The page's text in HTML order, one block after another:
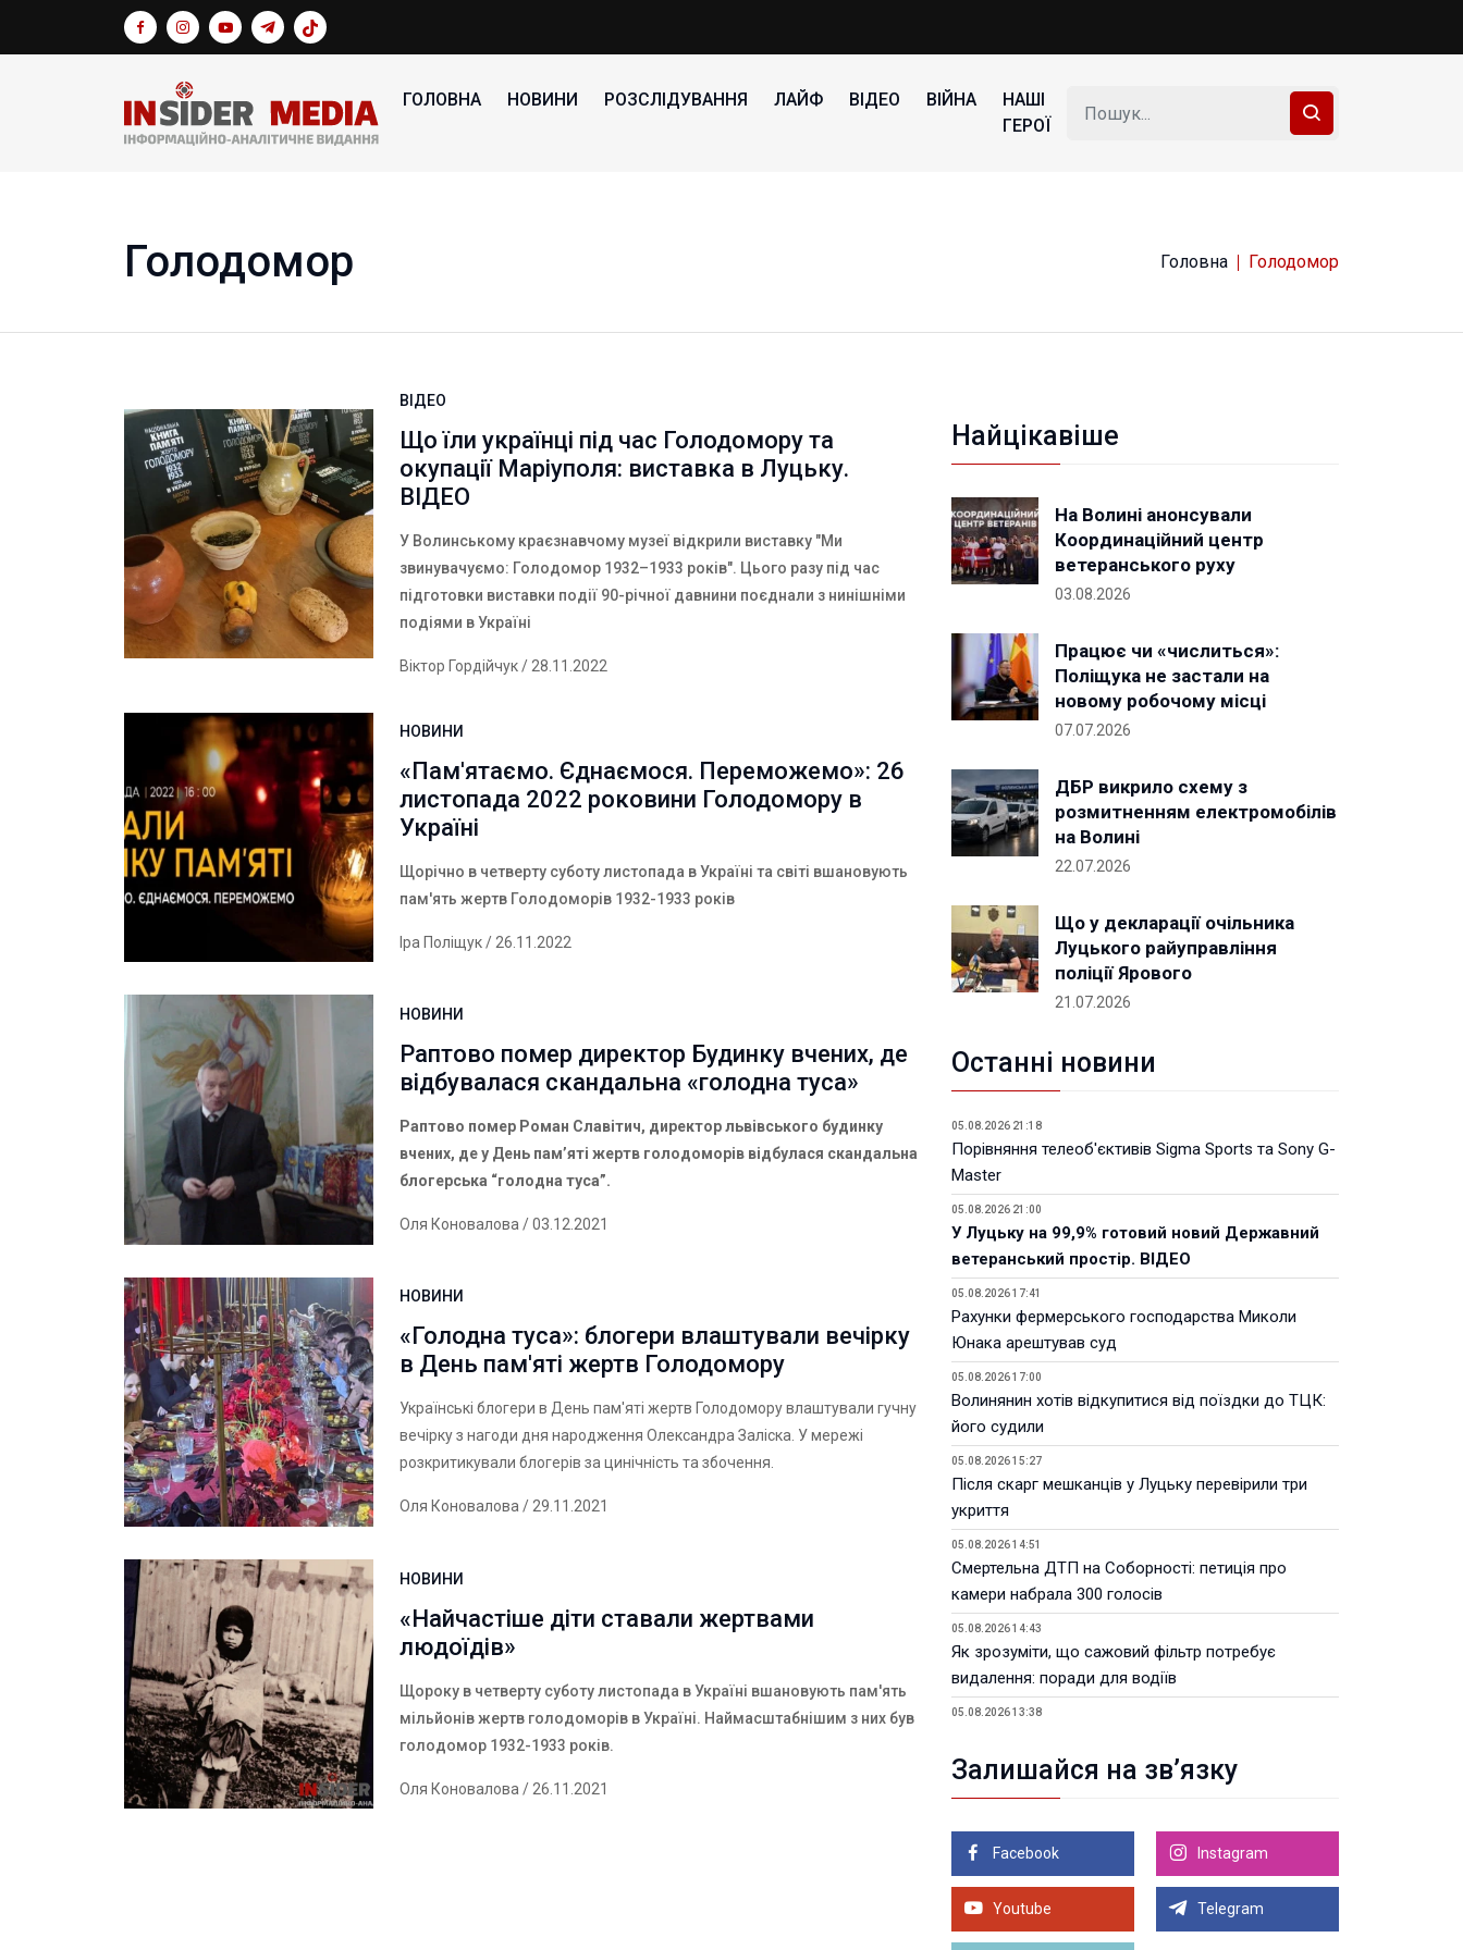
ГОЛОВНА НОВИНИ РОЗСЛІДУВАННЯ ЛАЙФ ВІДЕО ВІЙНА
НАШІ
ГЕРОЇ
Голодомор Головна Голодомор
ВІДЕО
Що їли українці під час Голодомору та
окупації Маріуполя: виставка в Луцьку.
ВІДЕО
У Волинському краєзнавчому музеї відкрили виставку "Ми
звинувачуємо: Голодомор 1932–1933 років". Цього разу під час
підготовки виставки події 90-річної давнини поєднали з нинішніми
подіями в Україні
Віктор Гордійчук/ 28.11.2022
НОВИНИ
«Пам'ятаємо. Єднаємося. Переможемо»: 26
листопада 2022 роковини Голодомору в
Україні
Щорічно в четверту суботу листопада в Україні та світі вшановують
пам'ять жертв Голодоморів 1932-1933 років
Іра Поліщук/ 26.11.2022
НОВИНИ
Раптово помер директор Будинку вчених, де
відбувалася скандальна «голодна туса»
Раптово помер Роман Славітич, директор львівського будинку
вчених, де у День пам’яті жертв голодоморів відбулася скандальна
блогерська “голодна туса”.
Оля Коновалова / 03.12.2021
НОВИНИ
«Голодна туса»: блогери влаштували вечірку
в День пам'яті жертв Голодомору
Українські блогери в День пам'яті жертв Голодомору влаштували гучну
вечірку з нагоди дня народження Олександра Заліска. У мережі
розкритикували блогерів за цинічність та збочення.
Оля Коновалова/ 29.11.2021
НОВИНИ
«Найчастіше діти ставали жертвами
людоїдів»
Щороку в четверту суботу листопада в Україні вшановують пам'ять
мільйонів жертв голодоморів в Україні. Наймасштабнішим з них був
голодомор 1932-1933 років.
Оля Коновалова / 26.11.2021
Найцікавіше
На Волині анонсували
Координаційний центр
ветеранського руху
03.08.2026
Працює чи «числиться»:
Поліщука не застали на
новому робочому місці
07.07.2026
ДБР викрило схему з
розмитненням електромобілів
на Волині
22.07.2026
Що у декларації очільника
Луцького райуправління
поліції Ярового
21.07.2026
Останні новини
05.08.2026 21:18
Порівняння телеоб'єктивів Sigma Sports та Sony G-
Master
05.08.2026 21:00
У Луцьку на 99,9% готовий новий Державний
ветеранський простір. ВІДЕО
05.08.2026 17:41
Рахунки фермерського господарства Миколи
Юнака арештував суд
05.08.2026 17:00
Волинянин хотів відкупитися від поїздки до ТЦК:
його судили
05.08.2026 15:27
Після скарг мешканців у Луцьку перевірили три
укриття
05.08.2026 14:51
Смертельна ДТП на Соборності: петиція про
камери набрала 300 голосів
05.08.2026 14:43
Як зрозуміти, що сажовий фільтр потребує
видалення: поради для водіїв
05.08.2026 13:38
питань безбар’єрності
05.08.2026 12:22
відшкодували 4,5 млн податків
05.08.2026 11:41
Волинянин у суді довів незаконність поновлення
на військовому обліку
Залишайся на зв’язку
Facebook Instagram
Youtube Telegram